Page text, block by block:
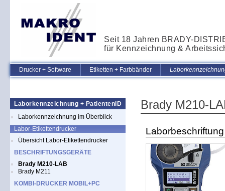
Seit 18 Jahren BRADY-
für Kennzeichnung &
Drucker + Software Etiketten + Farbbänder
Laborkennzeichnung + PatientenID
Laborkennzeichnung im Überblick
Labor-Etikettendrucker
Übersicht Labor-Etikettendrucker
BESCHRIFTUNGSGERÄTE
Brady M210-LAB
Brady M211
KOMBI-DRUCKER MOBIL+PC
Brady M210-